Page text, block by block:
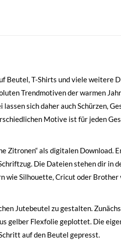
Beutel, T-Shirts und viele weitere
Trendmotiven der warmen
sich daher auch Schürzen,
Motive ist für jeden
Zitronen“ als digitalen Download.
Die Dateien stehen dir in
wie Silhouette, Cricut oder
Jutebeutel zu gestalten.
gelber Flexfolie geplottet. Die
auf den Beutel gepresst.